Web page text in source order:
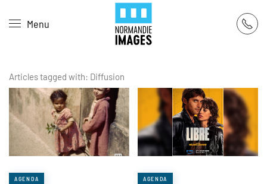
Skip to main content
Menu
Articles tagged with: Diffusion
AGENDA AGENDA
Panneau de gestion des cookies